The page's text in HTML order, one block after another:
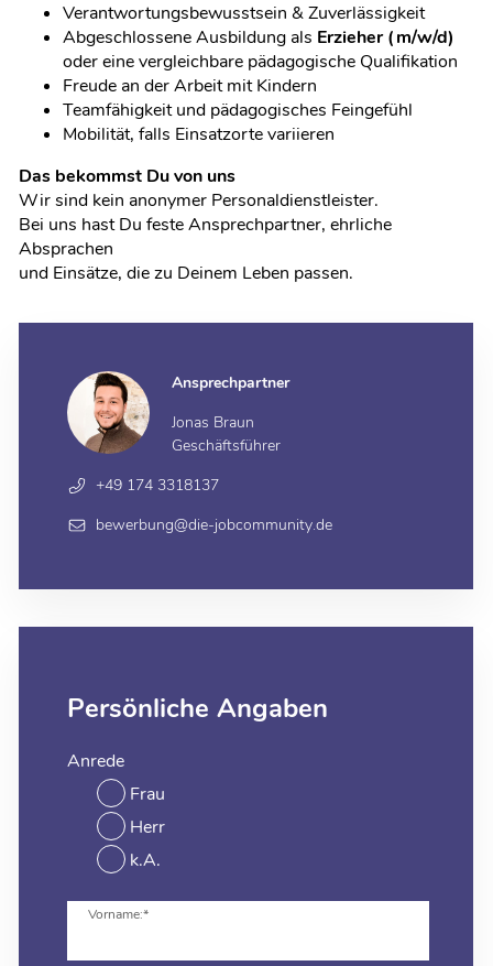
Ansprechpartner
Jonas Braun
Geschäftsführer
+49 174 3318137
bewerbung@die-jobcommunity.de
Persönliche Angaben
Anrede
Frau
Herr
k.A.
Vorname:*
Verantwortungsbewusstsein & Zuverlässigkeit
Abgeschlossene Ausbildung als Erzieher (m/w/d)
oder eine vergleichbare pädagogische Qualifikation
Freude an der Arbeit mit Kindern
Teamfähigkeit und pädagogisches Feingefühl
Mobilität, falls Einsatzorte variieren
Das bekommst Du von uns
Wir sind kein anonymer Personaldienstleister.
Bei uns hast Du feste Ansprechpartner, ehrliche
Absprachen
und Einsätze, die zu Deinem Leben passen.